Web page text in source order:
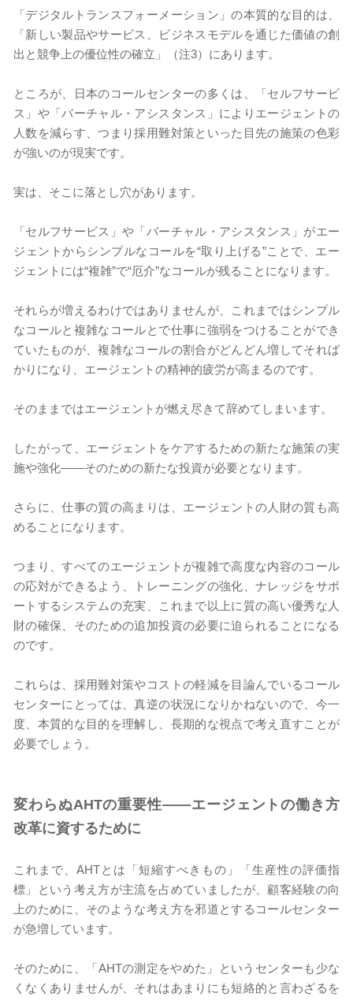
「デジタルトランスフォーメーション」の本質的な目的は、
「新しい製品やサービス、ビジネスモデルを通じた価値の創
出と競争上の優位性の確立」（注3）にあります。
ところが、日本のコールセンターの多くは、「セルフサービ
ス」や「バーチャル・アシスタンス」によりエージェントの
人数を減らす、つまり採用難対策といった目先の施策の色彩
が強いのが現実です。
実は、そこに落とし穴があります。
「セルフサービス」や「バーチャル・アシスタンス」がエー
ジェントからシンプルなコールを“取り上げる”ことで、エー
ジェントには“複雑”で“厄介”なコールが残ることになります。
それらが増えるわけではありませんが、これまではシンプル
なコールと複雑なコールとで仕事に強弱をつけることができ
ていたものが、複雑なコールの割合がどんどん増してそれば
かりになり、エージェントの精神的疲労が高まるのです。
そのままではエージェントが燃え尽きて辞めてしまいます。
したがって、エージェントをケアするための新たな施策の実
施や強化――そのための新たな投資が必要となります。
さらに、仕事の質の高まりは、エージェントの人財の質も高
めることになります。
つまり、すべてのエージェントが複雑で高度な内容のコール
の応対ができるよう、トレーニングの強化、ナレッジをサポ
ートするシステムの充実、これまで以上に質の高い優秀な人
財の確保、そのための追加投資の必要に迫られることになる
のです。
これらは、採用難対策やコストの軽減を目論んでいるコール
センターにとっては、真逆の状況になりかねないので、今一
度、本質的な目的を理解し、長期的な視点で考え直すことが
必要でしょう。
変わらぬAHTの重要性――エージェントの働き方
改革に資するために
これまで、AHTとは「短縮すべきもの」「生産性の評価指
標」という考え方が主流を占めていましたが、顧客経験の向
上のために、そのような考え方を邪道とするコールセンター
が急増しています。
そのために、「AHTの測定をやめた」というセンターも少な
くなくありませんが、それはあまりにも短絡的と言わざるを